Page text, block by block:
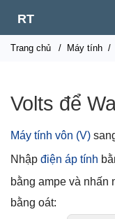
RT
Trang chủ / Máy tính /
Volts để
Máy tính vôn (V)
Nhập điện áp tính
bằng ampe và nhấn
bằng oát: